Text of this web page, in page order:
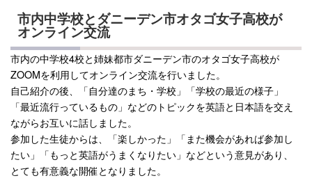
市内中学校とダニーデン市オタゴ女子高校が
オンライン交流
市内の中学校4校と姉妹都市ダニーデン市のオタゴ女子高校が
ZOOMを利用してオンライン交流を行いました。
自己紹介の後、「自分達のまち・学校」「学校の最近の様子」
「最近流行っているもの」などのトピックを英語と日本語を交え
ながらお互いに話しました。
参加した生徒からは、「楽しかった」「また機会があれば参加し
たい」「もっと英語がうまくなりたい」などという意見があり、
とても有意義な開催となりました。